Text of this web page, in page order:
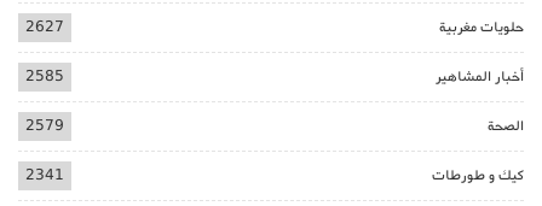
حلويات مغربية 2627
أخبار المشاهير 2585
الصحة 2579
كيك و طورطات 2341